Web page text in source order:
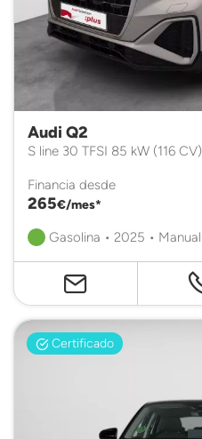
Audi Q2
S line 30 TFSI 85 kW (116 CV)
Financia desde
265€/mes*
Gasolina • 2025 •
Certificado